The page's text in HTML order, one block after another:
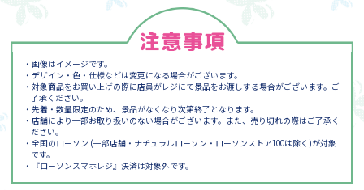
・画像はイメージです。
・デザイン・色・仕様などは変更になる場合がございます。
・対象商品をお買い上げの際に店員がレジにて景品をお渡しする場合がございます。ご
了承ください。
・先着・数量限定のため、景品がなくなり次第終了となります。
・店舗により一部お取り扱いのない場合がございます。また、売り切れの際はご了承く
ださい。
・全国のローソン (一部店舗・ナチュラルローソン・ローソンストア100は除く)が対象
です。
・『ローソンスマホレジ』決済は対象外です。